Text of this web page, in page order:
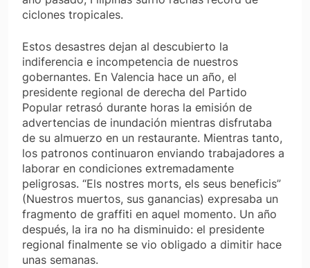
ciclones tropicales.
Estos desastres dejan al descubierto la
indiferencia e incompetencia de nuestros
gobernantes. En Valencia hace un año, el
presidente regional de derecha del Partido
Popular retrasó durante horas la emisión de
advertencias de inundación mientras disfrutaba
de su almuerzo en un restaurante. Mientras tanto,
los patronos continuaron enviando trabajadores a
laborar en condiciones extremadamente
peligrosas. “Els nostres morts, els seus beneficis”
(Nuestros muertos, sus ganancias) expresaba un
fragmento de graffiti en aquel momento. Un año
después, la ira no ha disminuido: el presidente
regional finalmente se vio obligado a dimitir hace
unas semanas.